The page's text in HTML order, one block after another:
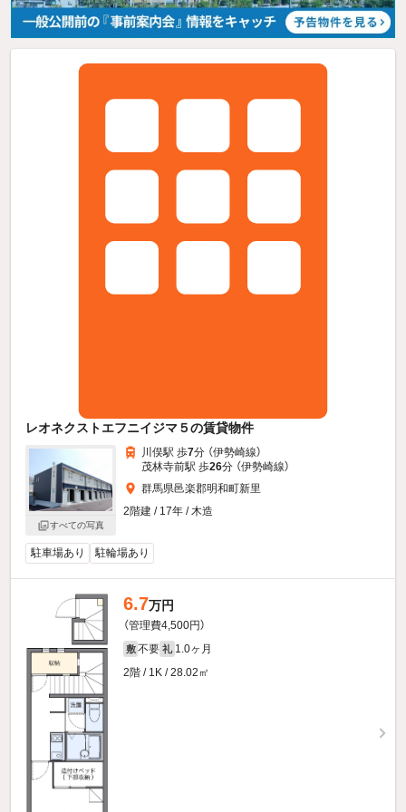
レオネクストエフニイジマ５の賃貸物件
すべての写真
川俣駅 歩7分 （伊勢崎線）
茂林寺前駅 歩26分 （伊勢崎線）
群馬県邑楽郡明和町新里
2階建 / 17年 / 木造
駐車場あり 駐輪場あり
6.7万円
（管理費4,500円）
敷 不要 礼 1.0ヶ月
2階 / 1K / 28.02㎡